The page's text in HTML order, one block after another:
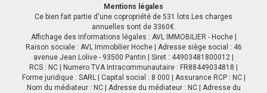
Mentions légales
Ce bien fait partie d'une copropriété de 531 lots.Les charges
annuelles sont de 3360€.
Affichage des informations légales : AVL IMMOBILIER - Hoche |
Raison sociale : AVL Immobilier Hoche | Adresse siège social : 46
avenue Jean Lolive - 93500 Pantin | Siret : 44903481800012 |
RCS : NC | Numero TVA Intracommunautaire : FR88449034818 |
Forme juridique : SARL | Capital social : 8 000 | Assurance RCP : NC |
Nom du médiateur : NC | Adresse du médiateur : NC | Adresse du